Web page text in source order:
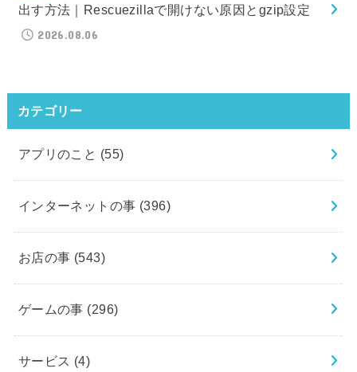
出す方法｜Rescuezillaで開けない原因とgzip設定
2026.08.06
カテゴリー
アプリのこと (55)
インターネットの事 (396)
お店の事 (543)
ゲームの事 (296)
サービス (4)